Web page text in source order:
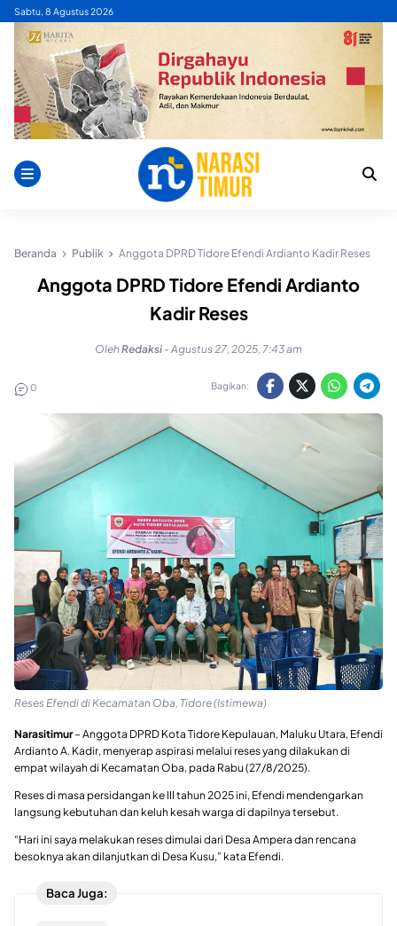
Skip
content
Sabtu, 8 Agustus 2026
Beranda Publik Anggota DPRD Tidore Efendi Ardianto Kadir Reses
Anggota DPRD Tidore Efendi Ardianto
Kadir Reses
OlehRedaksi - Agustus 27, 2025, 7:43 am
0 Bagikan:
Reses Efendi di Kecamatan Oba, Tidore (Istimewa)
Narasitimur– Anggota DPRD Kota Tidore Kepulauan, Maluku Utara, Efendi
Ardianto A. Kadir, menyerap aspirasi melalui reses yang dilakukan di
empat wilayah di Kecamatan Oba, pada Rabu (27/8/2025).
Reses di masa persidangan ke III tahun 2025 ini, Efendi mendengarkan
langsung kebutuhan dan keluh kesah warga di dapilnya tersebut.
“Hari ini saya melakukan reses dimulai dari Desa Ampera dan rencana
besoknya akan dilanjutkan di Desa Kusu,” kata Efendi.
Baca Juga: